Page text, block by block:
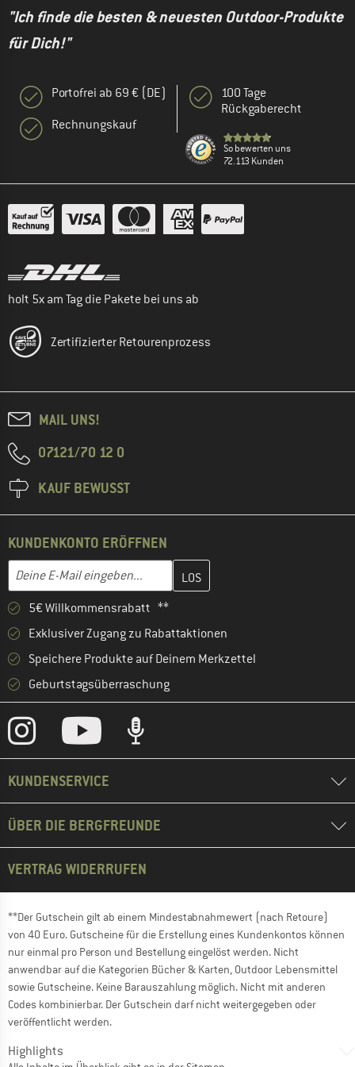
"Ich finde die besten & neuesten Outdoor-Produkte
für Dich!"
Portofrei ab 69 € (DE)
Rechnungskauf
100 Tage
Rückgaberecht
So bewerten uns
72.113 Kunden
holt 5x am Tag die Pakete bei uns ab
Zertifizierter Retourenprozess
MAIL UNS!
07121/70 12 0
KAUF BEWUSST
KUNDENKONTO ERÖFFNEN
E-Mail-Adresse
Gib hier deine E-Mail-Adresse ein und erstelle im nächsten
5€ Willkommensrabatt **
Exklusiver Zugang zu Rabattaktionen
Speichere Produkte auf Deinem Merkzettel
Geburtstagsüberraschung
KUNDENSERVICE
ÜBER DIE BERGFREUNDE
VERTRAG WIDERRUFEN
**Der Gutschein gilt ab einem Mindestabnahmewert (nach Retoure)
von 40 Euro. Gutscheine für die Erstellung eines Kundenkontos können
nur einmal pro Person und Bestellung eingelöst werden. Nicht
anwendbar auf die Kategorien Bücher & Karten, Outdoor Lebensmittel
sowie Gutscheine. Keine Barauszahlung möglich. Nicht mit anderen
Codes kombinierbar. Der Gutschein darf nicht weitergegeben oder
veröffentlicht werden.
Highlights